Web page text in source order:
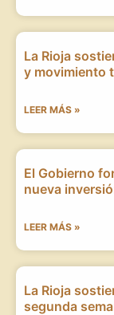
La Rioja
y movimiento
LEER MÁS »
El Gobierno
nueva
LEER MÁS »
La Rioja
segunda